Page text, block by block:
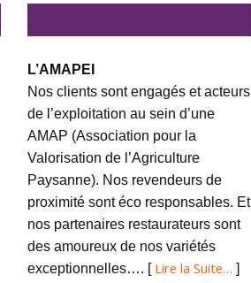
L’AMAPEI
Nos clients sont engagés et acteurs
de l’exploitation au sein d’une
AMAP (Association pour la
Valorisation de l’Agriculture
Paysanne). Nos revendeurs de
proximité sont éco responsables. Et
nos partenaires restaurateurs sont
des amoureux de nos variétés
exceptionnelles…. [ Lire la Suite… ]